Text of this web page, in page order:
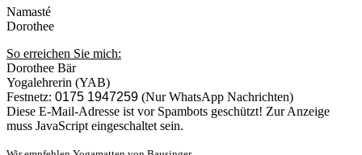
Namasté
Dorothee
So erreichen Sie mich:
Dorothee Bär
Yogalehrerin (YAB)
Festnetz: 0175 1947259 (Nur WhatsApp Nachrichten)
Diese E-Mail-Adresse ist vor Spambots geschützt! Zur Anzeige
muss JavaScript eingeschaltet sein.